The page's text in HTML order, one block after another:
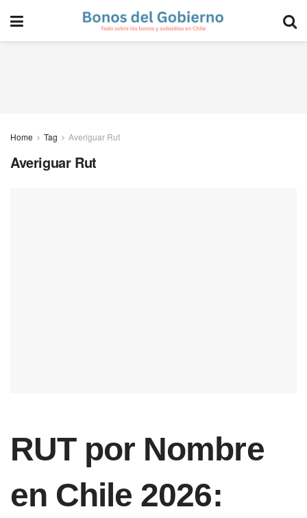
Home Tag Averiguar Rut
Averiguar Rut
RUT por Nombre
en Chile 2026: